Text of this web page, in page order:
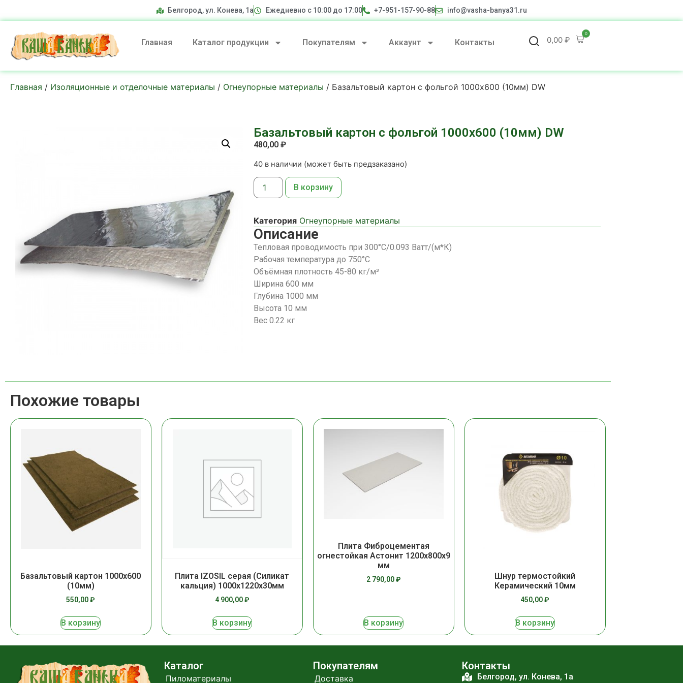
Белгород, ул. Конева, 1а Ежедневно с 10:00 до 17:00 +7-951-157-90-88 info@vasha-banya31.ru
Главная Каталог продукции Покупателям Аккаунт Контакты 0,00₽
0
Главная / Изоляционные и отделочные материалы / Огнеупорные материалы / Базальтовый картон с фольгой 1000х600 (10мм) DW
Базальтовый картон с фольгой 1000х600 (10мм) DW
480,00 ₽
40 в наличии (может быть предзаказано)
В корзину
Категория Огнеупорные материалы
Описание
Тепловая проводимость при 300°C/0.093 Ватт/(м*К)
Рабочая температура до 750°С
Объёмная плотность 45-80 кг/м³
Ширина 600 мм
Глубина 1000 мм
Высота 10 мм
Вес 0.22 кг
Похожие товары
Базальтовый картон 1000х600
(10мм)
550,00₽
В корзину
Плита IZOSIL серая (Силикат
кальция) 1000х1220х30мм
4 900,00₽
В корзину
Плита Фиброцементая
огнестойкая Астонит 1200х800х9
мм
2 790,00₽
В корзину
Шнур термостойкий
Керамический 10мм
450,00₽
В корзину
Каталог
Пиломатериалы
Покупателям
Доставка
Контакты
Белгород, ул. Конева, 1а